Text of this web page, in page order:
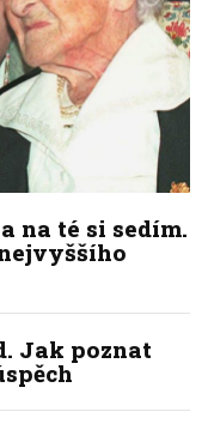
na té si sedím.
Jak poznat